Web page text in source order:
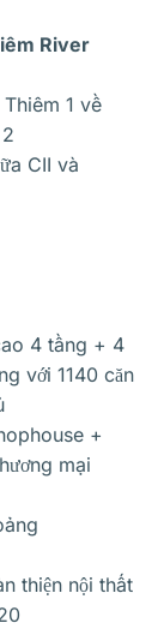
River
1 về
CII và
4 tầng + 4
với 1140 căn
+
mại
thiện nội thất